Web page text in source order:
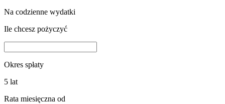
Na codzienne wydatki
Ile chcesz pożyczyć
Okres spłaty
5 lat
Rata miesięczna od